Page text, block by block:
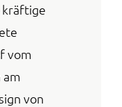
kräftige
vom
am
von